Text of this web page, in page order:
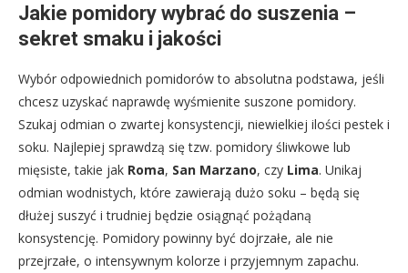
Jakie pomidory wybrać do suszenia –
sekret smaku i jakości
Wybór odpowiednich pomidorów to absolutna podstawa, jeśli
chcesz uzyskać naprawdę wyśmienite suszone pomidory.
Szukaj odmian o zwartej konsystencji, niewielkiej ilości pestek i
soku. Najlepiej sprawdzą się tzw. pomidory śliwkowe lub
mięsiste, takie jak Roma, San Marzano, czy Lima. Unikaj
odmian wodnistych, które zawierają dużo soku – będą się
dłużej suszyć i trudniej będzie osiągnąć pożądaną
konsystencję. Pomidory powinny być dojrzałe, ale nie
przejrzałe, o intensywnym kolorze i przyjemnym zapachu.